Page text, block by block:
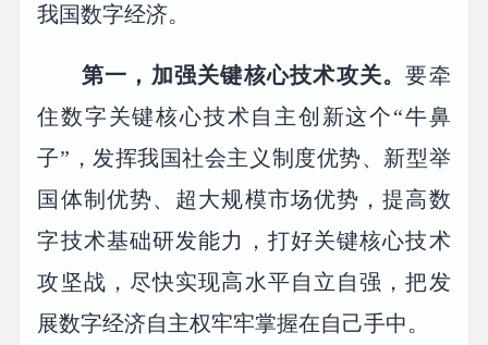
我国数字经济。
第一，加强关键核心技术攻关。要牵
住数字关键核心技术自主创新这个“牛鼻
子”，发挥我国社会主义制度优势、新型举
国体制优势、超大规模市场优势，提高数
字技术基础研发能力，打好关键核心技术
攻坚战，尽快实现高水平自立自强，把发
展数字经济自主权牢牢掌握在自己手中。